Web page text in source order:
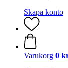
Skapa konto
Varukorg 0